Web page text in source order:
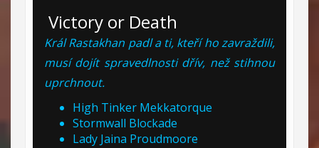
Victory or Death
Král Rastakhan padl a ti, kteří ho zavraždili,
musí dojít spravedlnosti dřív, než stihnou
uprchnout.
High Tinker Mekkatorque
Stormwall Blockade
Lady Jaina Proudmoore